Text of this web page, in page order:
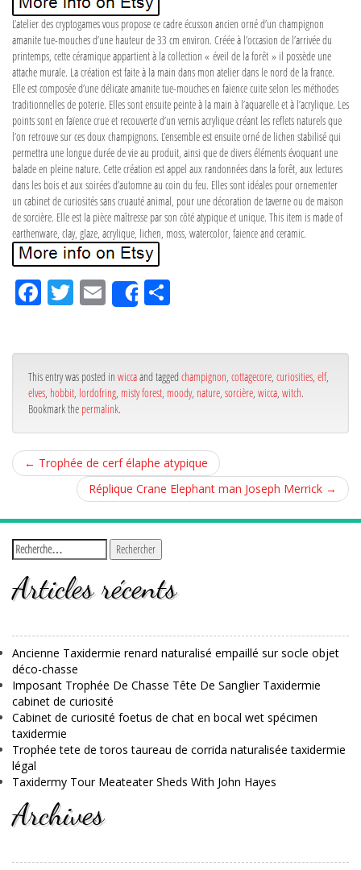
L’atelier des cryptogames vous propose ce cadre écusson ancien orné d’un champignon
amanite tue-mouches d’une hauteur de 33 cm environ. Créée à l’occasion de l’arrivée du
printemps, cette céramique appartient à la collection « éveil de la forêt » il possède une
attache murale. La création est faite à la main dans mon atelier dans le nord de la france.
Elle est composée d’une délicate amanite tue-mouches en faïence cuite selon les méthodes
traditionnelles de poterie. Elles sont ensuite peinte à la main à l’aquarelle et à l’acrylique. Les
points sont en faïence crue et recouverte d’un vernis acrylique créant les reflets naturels que
l’on retrouve sur ces doux champignons. L’ensemble est ensuite orné de lichen stabilisé qui
permettra une longue durée de vie au produit, ainsi que de divers éléments évoquant une
balade en pleine nature. Cette création est appel aux randonnées dans la forêt, aux lectures
dans les bois et aux soirées d’automne au coin du feu. Elles sont idéales pour ornementer
un cabinet de curiosités sans cruauté animal, pour une décoration de taverne ou de maison
de sorcière. Elle est la pièce maîtresse par son côté atypique et unique. This item is made of
earthenware, clay, glaze, acrylique, lichen, moss, watercolor, faience and ceramic.
Fa
ce
ok
Tw
itt
Em
ail
Share
r
This entry was posted in wiccaand tagged champignon cottagecore curiosities elf,
elves hobbit lordofring misty forest moody, nature sorcière wicca witch.
Bookmark the permalink.
← Trophée de cerf élaphe atypique
Réplique Crane Elephant man Joseph Merrick →
Articles récents
Ancienne Taxidermie renard naturalisé empaillé sur socle objet
déco-chasse
Imposant Trophée De Chasse Tête De Sanglier Taxidermie
cabinet de curiosité
Cabinet de curiosité foetus de chat en bocal wet spécimen
taxidermie
Trophée tete de toros taureau de corrida naturalisée taxidermie
légal
Taxidermy Tour Meateater Sheds With John Hayes
Archives